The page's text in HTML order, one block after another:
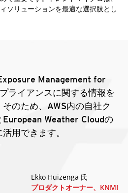
ソリューションを最適な選択肢とし
Management for
ライアンスに関する情報を
のため、AWS内の自社ク
European Weather Cloudの
用できます。
Ekko Huizenga 氏
プロダクトオーナー、KNMI